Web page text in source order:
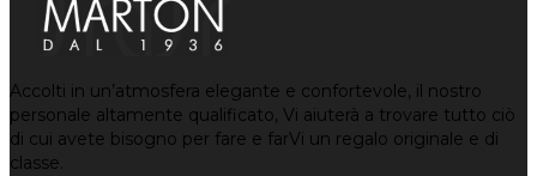
Accolti in un’atmosfera elegante e confortevole, il nostro
personale altamente qualificato, Vi aiuterà a trovare tutto ciò
di cui avete bisogno per fare e farVi un regalo originale e di
classe.